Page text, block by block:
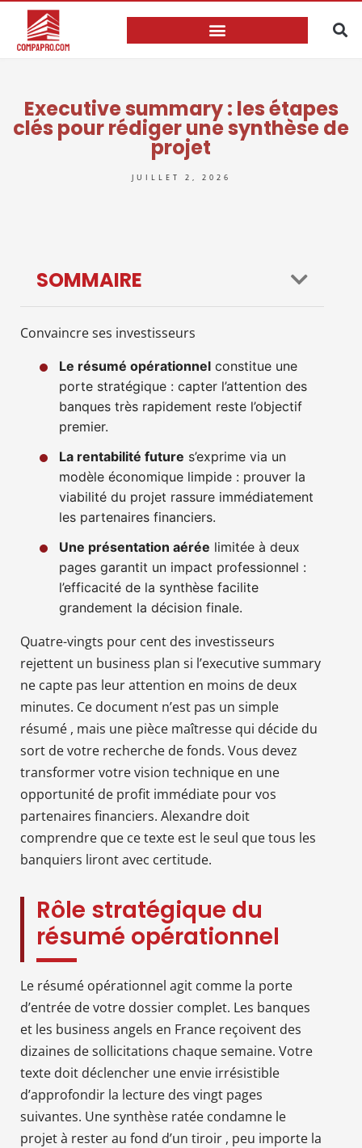
Executive summary : les étapes
clés pour rédiger une synthèse de
projet
JUILLET 2, 2026
SOMMAIRE
Convaincre ses investisseurs
Le résumé opérationnel constitue une
porte stratégique : capter l’attention des
banques très rapidement reste l’objectif
premier.
La rentabilité future s’exprime via un
modèle économique limpide : prouver la
viabilité du projet rassure immédiatement
les partenaires financiers.
Une présentation aérée limitée à deux
pages garantit un impact professionnel :
l’efficacité de la synthèse facilite
grandement la décision finale.
Quatre-vingts pour cent des investisseurs
rejettent un business plan si l’executive summary
ne capte pas leur attention en moins de deux
minutes. Ce document n’est pas un simple
résumé , mais une pièce maîtresse qui décide du
sort de votre recherche de fonds. Vous devez
transformer votre vision technique en une
opportunité de profit immédiate pour vos
partenaires financiers. Alexandre doit
comprendre que ce texte est le seul que tous les
banquiers liront avec certitude.
Rôle stratégique du
résumé opérationnel
Le résumé opérationnel agit comme la porte
d’entrée de votre dossier complet. Les banques
et les business angels en France reçoivent des
dizaines de sollicitations chaque semaine. Votre
texte doit déclencher une envie irrésistible
d’approfondir la lecture des vingt pages
suivantes. Une synthèse ratée condamne le
projet à rester au fond d’un tiroir , peu importe la